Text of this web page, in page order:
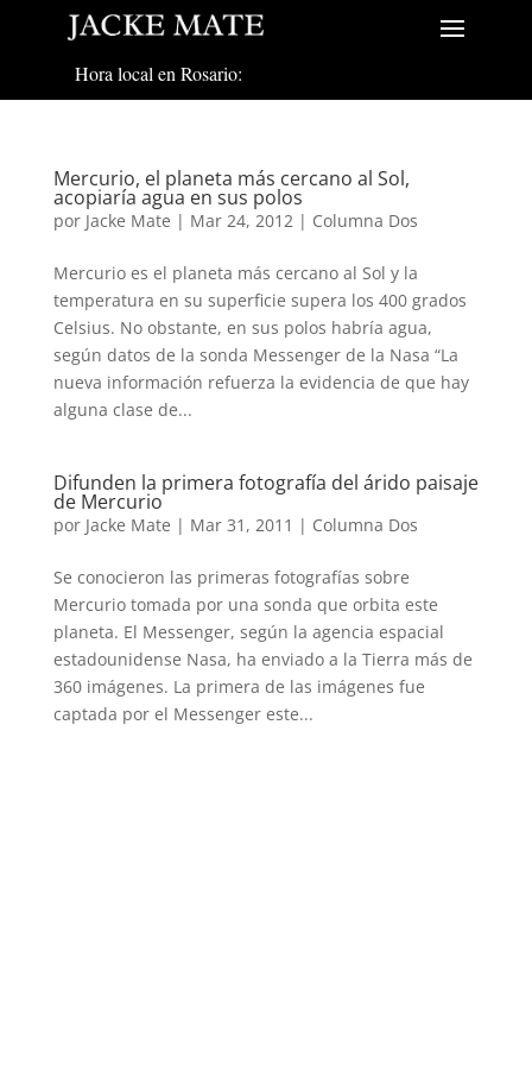
Hora local en Rosario:
Mercurio, el planeta más cercano al Sol,
acopiaría agua en sus polos
por Jacke Mate | Mar 24, 2012 | Columna Dos
Mercurio es el planeta más cercano al Sol y la
temperatura en su superficie supera los 400 grados
Celsius. No obstante, en sus polos habría agua,
según datos de la sonda Messenger de la Nasa “La
nueva información refuerza la evidencia de que hay
alguna clase de...
Difunden la primera fotografía del árido paisaje
de Mercurio
por Jacke Mate | Mar 31, 2011 | Columna Dos
Se conocieron las primeras fotografías sobre
Mercurio tomada por una sonda que orbita este
planeta. El Messenger, según la agencia espacial
estadounidense Nasa, ha enviado a la Tierra más de
360 imágenes. La primera de las imágenes fue
captada por el Messenger este...